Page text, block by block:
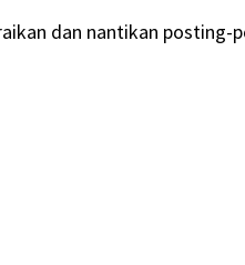
dan nantikan posting-